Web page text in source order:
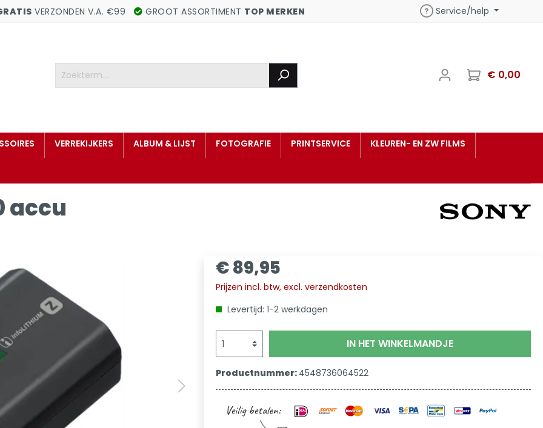
VERZONDEN V.A. €99 GROOT ASSORTIMENT TOP MERKEN Service/help
€ 0,00
VERREKIJKERS ALBUM & LIJST FOTOGRAFIE PRINTSERVICE KLEUREN- EN ZW FILMS
accu
€ 89,95
Prijzen incl. btw, excl. verzendkosten
Levertijd: 1-2 werkdagen
IN HET WINKELMANDJE
Productnummer: 4548736064522